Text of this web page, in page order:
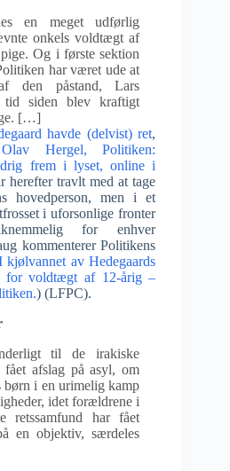
en meget udførlig
onkels voldtægt af
Og i første sektion
har været ude at
den påstand, Lars
tid siden blev kraftigt
[…]
havde (delvist) ret,
Hergel, Politiken:
frem i lyset, online i
herefter travlt med at tage
hovedperson, men i et
i uforsonlige fronter
for enhver
kommenterer Politikens
kjølvannet av Hedegaards
for voldtægt af 12-årig –
) (LFPC).
til de irakiske
afslag på asyl, om
børn i en urimelig kamp
idet forældrene i
retssamfund har fået
en objektiv, særdeles